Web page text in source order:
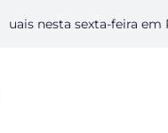
sexta-feira em Porto